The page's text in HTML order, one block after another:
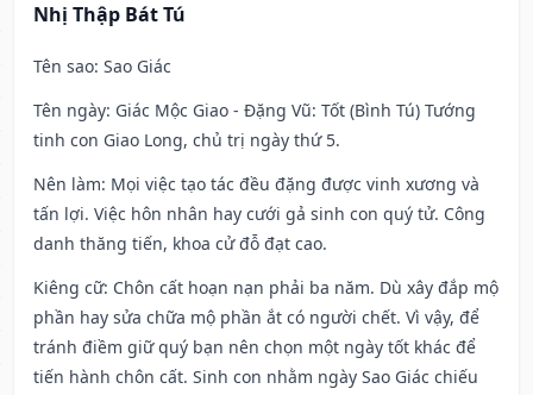
Nhị Thập Bát Tú
Tên sao: Sao Giác
Tên ngày: Giác Mộc Giao - Đặng Vũ: Tốt (Bình Tú) Tướng
tinh con Giao Long, chủ trị ngày thứ 5.
Nên làm: Mọi việc tạo tác đều đặng được vinh xương và
tấn lợi. Việc hôn nhân hay cưới gả sinh con quý tử. Công
danh thăng tiến, khoa cử đỗ đạt cao.
Kiêng cữ: Chôn cất hoạn nạn phải ba năm. Dù xây đắp mộ
phần hay sửa chữa mộ phần ắt có người chết. Vì vậy, để
tránh điềm giữ quý bạn nên chọn một ngày tốt khác để
tiến hành chôn cất. Sinh con nhằm ngày Sao Giác chiếu